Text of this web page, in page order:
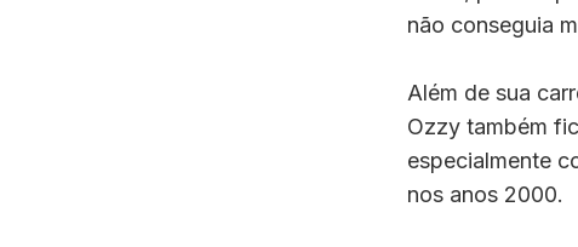
não conseguia
Além de sua
Ozzy também
especialmente
nos anos 2000.